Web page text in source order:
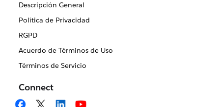
Descripción General
Política de Privacidad
RGPD
Acuerdo de Términos de Uso
Términos de Servicio
Connect